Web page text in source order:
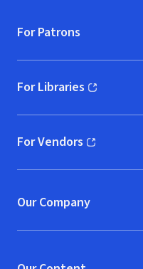
For Patrons
For Libraries
(opens in new window)
For Vendors
(opens in new window)
Our Company